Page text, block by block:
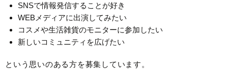
SNSで情報発信することが好き
WEBメディアに出演してみたい
コスメや生活雑貨のモニターに参加したい
新しいコミュニティを広げたい
という思いのある方を募集しています。